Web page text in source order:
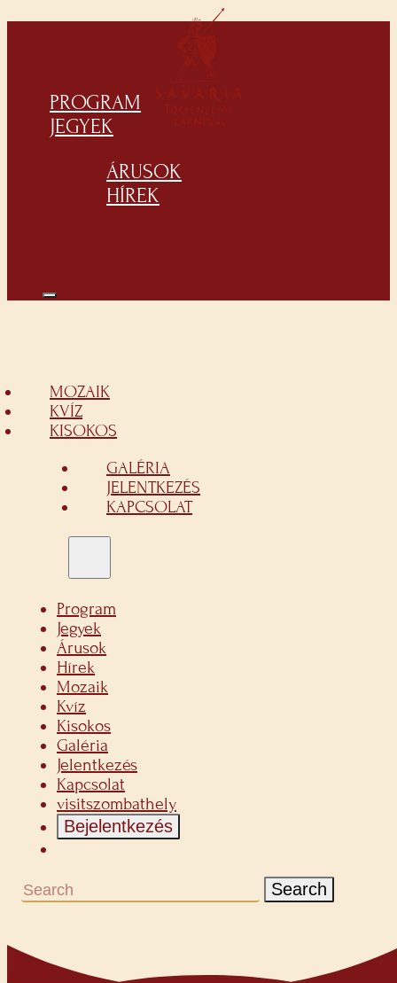
PROGRAM
JEGYEK
ÁRUSOK
HÍREK
MOZAIK
KVÍZ
KISOKOS
GALÉRIA
JELENTKEZÉS
KAPCSOLAT
Program
Jegyek
Árusok
Hírek
Mozaik
Kvíz
Kisokos
Galéria
Jelentkezés
Kapcsolat
visitszombathely
Bejelentkezés
Search